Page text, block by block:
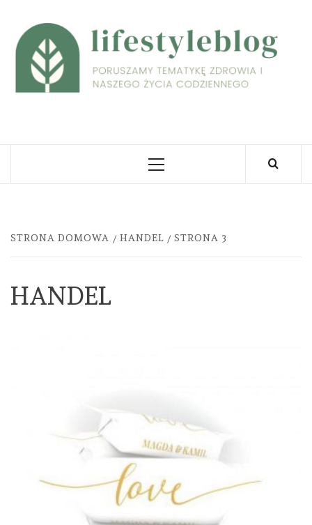
content
Primary
STRONA DOMOWA HANDEL STRONA 3
HANDEL